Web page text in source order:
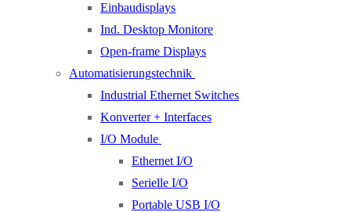
Einbaudisplays
Ind. Desktop Monitore
Open-frame Displays
Automatisierungstechnik
Industrial Ethernet Switches
Konverter + Interfaces
I/O Module
Ethernet I/O
Serielle I/O
Portable USB I/O